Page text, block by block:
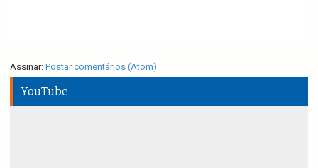
Assinar: Postar comentários (Atom)
YouTube